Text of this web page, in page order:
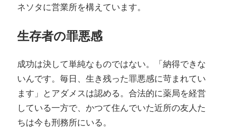
ネソタに営業所を構えています。
生存者の罪悪感
成功は決して単純なものではない。「納得できな
いんです。毎日、生き残った罪悪感に苛まれてい
ます」とアダメスは認める。合法的に薬局を経営
している一方で、かつて住んでいた近所の友人た
ちは今も刑務所にいる。